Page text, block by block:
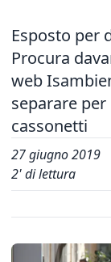
Esposto per
Procura
web
separare
cassonetti
27 giugno 2019
2' di lettura